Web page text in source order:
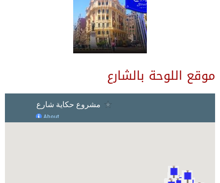
موقع اللوحة بالشارع